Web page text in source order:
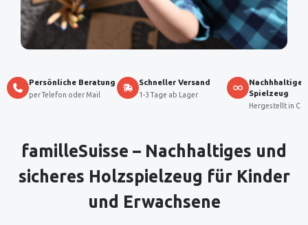
Persönliche Beratung
per Telefon oder Mail
Schneller Versand
1-3 Tage ab Lager
Nachhhaltiges
Spielzeug
Hergestellt in CH
Produktgalerie überspringen
familleSuisse – Nachhaltiges und
sicheres Holzspielzeug für Kinder
und Erwachsene